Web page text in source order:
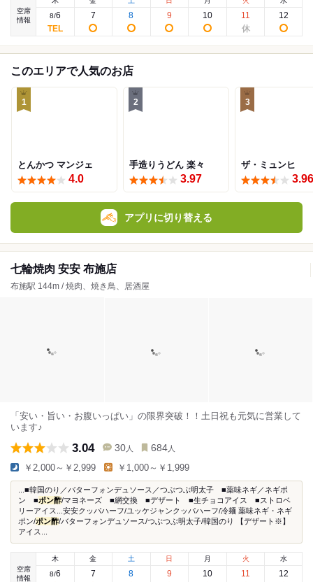
空席
情報
8/6 7 8 9 10 11 12
このエリアで人気のお店
1
とんかつ マンジェ
4.0
2
手造りうどん 楽々
3.97
3
ザ・ミュンヒ
3.96
アプリに切り替える
七輪焼肉 安安 布施店
布施駅 144m / 焼肉、焼き鳥、居酒屋
「安い・旨い・お腹いっぱい」の限界突破！！土日祝も元気に営業して
います♪
3.04 30 人 684 人
￥2,000～￥2,999 ￥1,000～￥1,999
...■韓国のり／バターフォンデュソース／つぶつぶ明太子 ■薬味ネギ／ネギポ
ン ■ポン酢/マヨネーズ ■網交換 ■デザート ■生チョコアイス ■ストロベ
リーアイス...安安クッパハーフ/ユッケジャンクッパハーフ/冷麺 薬味ネギ・ネギ
ポン/ポン酢/バターフォンデュソース/つぶつぶ明太子/韓国のり 【デザート※】
アイス...
空席
情報
木
8/6
金
7
土
8
日
9
月
10
火
11
水
12